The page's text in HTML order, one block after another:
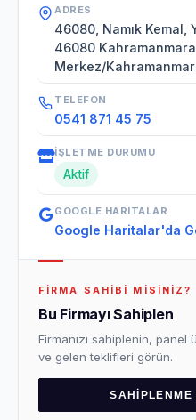
ADRES
46080, Namık Kemal,
46080
Merkez/
TELEFON
0541 871 45 75
İŞLETME DURUMU
Aktif
GOOGLE HARITALAR
Google Haritalar'da
FIRMA SAHIBI MISINIZ?
Bu Firmayı Sahiplen
Firmanızı sahiplenin,
ve gelen teklifleri görün.
SAHIPLENME